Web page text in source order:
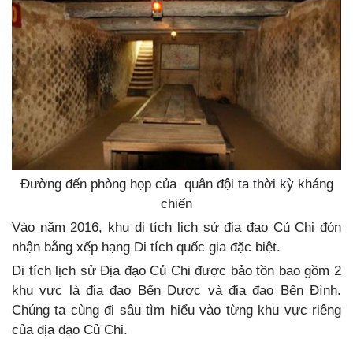
Đường đến phòng họp của quân đội ta thời kỳ kháng
chiến
Vào năm 2016, khu di tích lịch sử địa đạo Củ Chi đón
nhận bằng xếp hạng Di tích quốc gia đặc biệt.
Di tích lịch sử Địa đạo Củ Chi được bảo tồn bao gồm 2
khu vực là địa đạo Bến Dược và địa đạo Bến Đình.
Chúng ta cùng đi sâu tìm hiểu vào từng khu vực riêng
của địa đạo Củ Chi.